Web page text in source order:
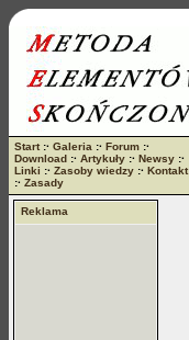
Start:· Galeria :· Forum :·
Download :· Artykuły :· Newsy :·
Linki :· Zasoby wiedzy :· Kontakt
:· Zasady
Reklama